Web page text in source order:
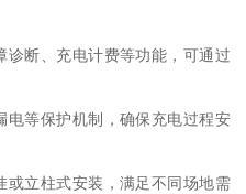
诊断、充电计费等功能，可通过
电等保护机制，确保充电过程安
或立柱式安装，满足不同场地需